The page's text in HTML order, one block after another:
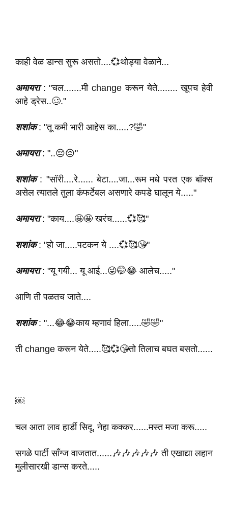
काही वेळ डान्स सुरू असतो....💞थोड्या वेळाने...
अमायरा: "चल.......मी change करून येते........ खूपच हेवी
आहे ड्रेस..🥴."
शशांक: "तू कमी भारी आहेस का.....?🤣"
अमायरा: "..😔😔"
शशांक: "सॉरी....रे...... बेटा....जा...रूम मधे परत एक बॉक्स
असेल त्यातले तुला कंफर्टेबल असणारे कपडे घालून ये....."
अमायरा: "काय....🤩🤩 खरंच......💞🥰"
शशांक: "हो जा.....पटकन ये ....💞🥰😘"
अमायरा: "यू गयी... यू आई...😜🤭😂 आलेच....."
आणि ती पळतच जाते....
शशांक: "...😂😂काय म्हणावं हिला.....🤣🤣"
ती change करून येते.....🥰💞😘तो तिलाच बघत बसतो......
￼
चल आता लाव हार्डी सिदू, नेहा कक्कर......मस्त मजा करू.....
सगळे पार्टी साँग्ज वाजतात......🎶🎶🎶🎶🎶 ती एखाद्या लहान
मुलीसारखी डान्स करते.....